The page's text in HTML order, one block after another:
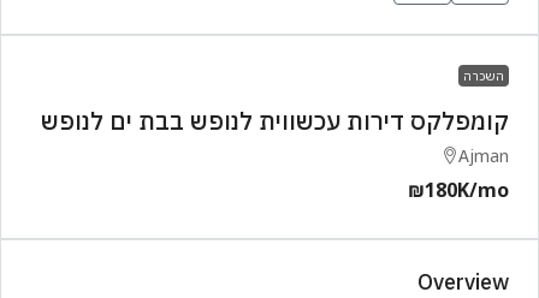
השכרה
קומפלקס דירות עכשווית לנופש בבת ים לנופש
Ajman
₪180K/mo
Overview